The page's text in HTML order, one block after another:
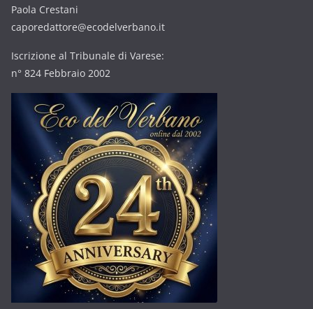
Paola Crestani
caporedattore@ecodelverbano.it
Iscrizione al Tribunale di Varese:
n° 824 Febbraio 2002